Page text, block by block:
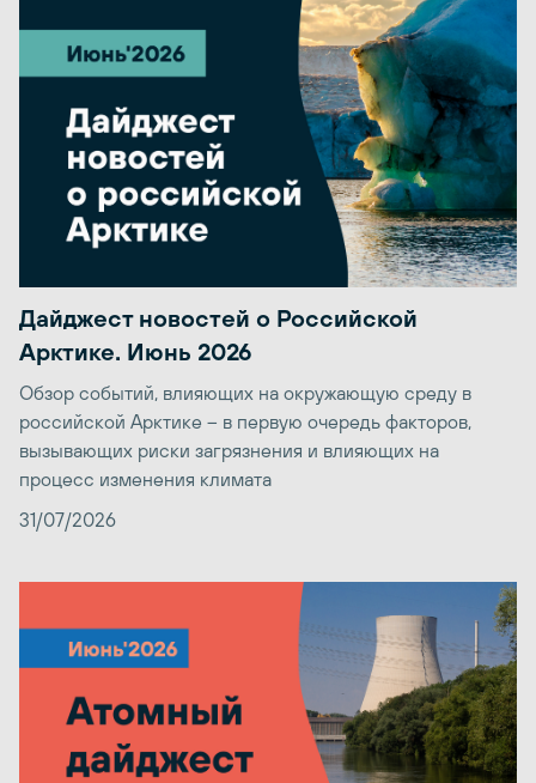
Дайджест новостей о Российской
Арктике. Июнь 2026
Обзор событий, влияющих на окружающую среду в
российской Арктике – в первую очередь факторов,
вызывающих риски загрязнения и влияющих на
процесс изменения климата
31/07/2026